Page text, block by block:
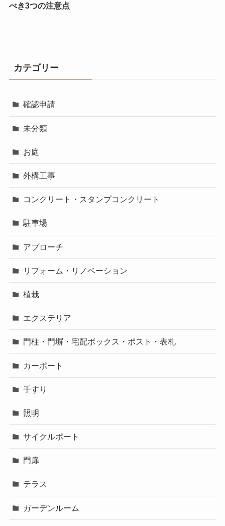
べき3つの注意点
カテゴリー
確認申請
未分類
お庭
外構工事
コンクリート・スタンプコンクリート
駐車場
アプローチ
リフォーム・リノベーション
植栽
エクステリア
門柱・門塀・宅配ボックス・ポスト・表札
カーポート
手すり
照明
サイクルポート
門扉
テラス
ガーデンルーム